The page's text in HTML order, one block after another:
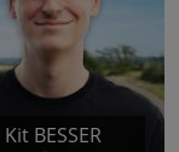
BESSER